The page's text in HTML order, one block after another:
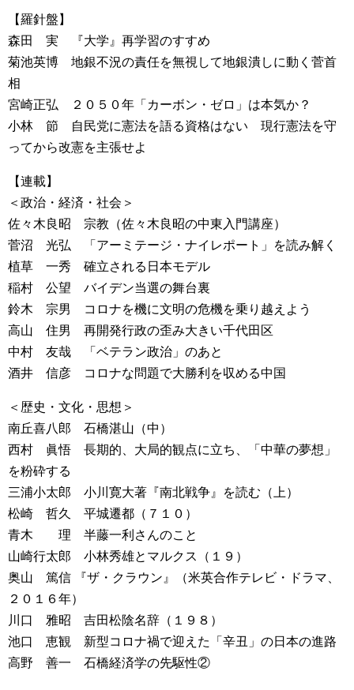
【羅針盤】
森田 実 『大学』再学習のすすめ
菊池英博 地銀不況の責任を無視して地銀潰しに動く菅首
相
宮崎正弘 ２０５０年「カーボン・ゼロ」は本気か？
小林 節 自民党に憲法を語る資格はない 現行憲法を守
ってから改憲を主張せよ
【連載】
＜政治・経済・社会＞
佐々木良昭 宗教（佐々木良昭の中東入門講座）
菅沼 光弘 「アーミテージ・ナイレポート」を読み解く
植草 一秀 確立される日本モデル
稲村 公望 バイデン当選の舞台裏
鈴木 宗男 コロナを機に文明の危機を乗り越えよう
高山 住男 再開発行政の歪み大きい千代田区
中村 友哉 「ベテラン政治」のあと
酒井 信彦 コロナな問題で大勝利を収める中国
＜歴史・文化・思想＞
南丘喜八郎 石橋湛山（中）
西村 眞悟 長期的、大局的観点に立ち、「中華の夢想」
を粉砕する
三浦小太郎 小川寛大著『南北戦争』を読む（上）
松崎 哲久 平城遷都（７１０）
青木 理 半藤一利さんのこと
山崎行太郎 小林秀雄とマルクス（１９）
奥山 篤信 『ザ・クラウン』（米英合作テレビ・ドラマ、
２０１６年）
川口 雅昭 吉田松陰名辞（１９８）
池口 恵観 新型コロナ禍で迎えた「辛丑」の日本の進路
高野 善一 石橋経済学の先駆性②